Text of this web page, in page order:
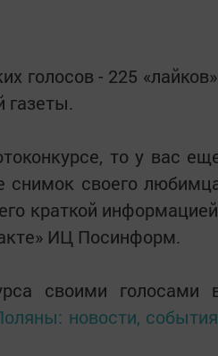
голосов - 225
газеты.
то у вас
снимок своего
краткой
ИЦ Посинформ.
своими голосами
новости,